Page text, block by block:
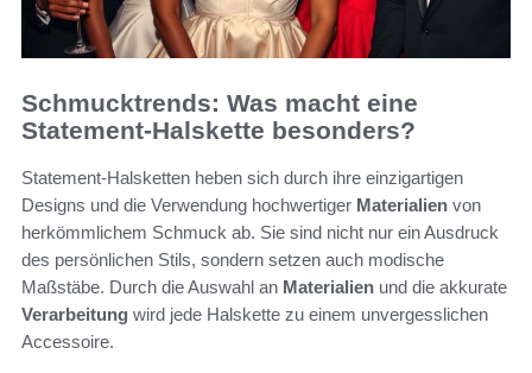
Schmucktrends: Was macht eine
Statement-Halskette besonders?
Statement-Halsketten heben sich durch ihre einzigartigen
Designs und die Verwendung hochwertiger Materialien von
herkömmlichem Schmuck ab. Sie sind nicht nur ein Ausdruck
des persönlichen Stils, sondern setzen auch modische
Maßstäbe. Durch die Auswahl an Materialien und die akkurate
Verarbeitung wird jede Halskette zu einem unvergesslichen
Accessoire.